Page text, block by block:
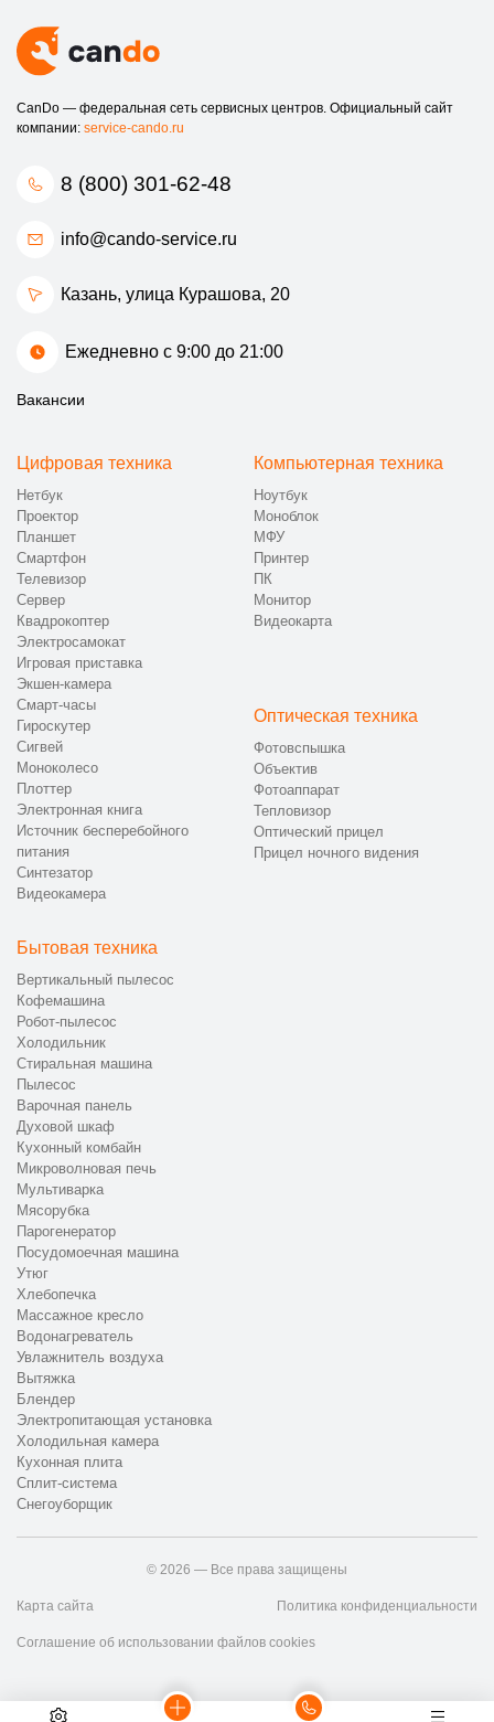
CanDo — федеральная сеть сервисных центров. Официальный сайт
компании: service-cando.ru
8 (800) 301-62-48
info@cando-service.ru
Казань, улица Курашова, 20
Ежедневно с 9:00 до 21:00
Вакансии
Цифровая техника
Нетбук
Проектор
Планшет
Смартфон
Телевизор
Сервер
Квадрокоптер
Электросамокат
Игровая приставка
Экшен-камера
Смарт-часы
Гироскутер
Сигвей
Моноколесо
Плоттер
Электронная книга
Источник бесперебойного
питания
Синтезатор
Видеокамера
Компьютерная техника
Ноутбук
Моноблок
МФУ
Принтер
ПК
Монитор
Видеокарта
Оптическая техника
Фотовспышка
Объектив
Фотоаппарат
Тепловизор
Оптический прицел
Прицел ночного видения
Бытовая техника
Вертикальный пылесос
Кофемашина
Робот-пылесос
Холодильник
Стиральная машина
Пылесос
Варочная панель
Духовой шкаф
Кухонный комбайн
Микроволновая печь
Мультиварка
Мясорубка
Парогенератор
Посудомоечная машина
Утюг
Хлебопечка
Массажное кресло
Водонагреватель
Увлажнитель воздуха
Вытяжка
Блендер
Электропитающая установка
Холодильная камера
Кухонная плита
Сплит-система
Снегоуборщик
© 2026 — Все права защищены
Карта сайта Политика конфиденциальности
Соглашение об использовании файлов cookies